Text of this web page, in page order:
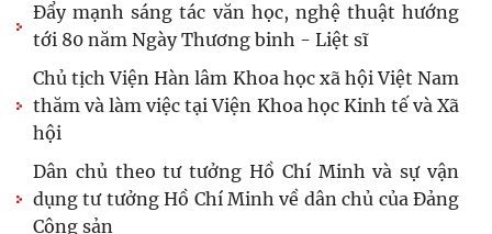
Đẩy mạnh sáng tác văn học, nghệ thuật hướng
tới 80 năm Ngày Thương binh - Liệt sĩ
Chủ tịch Viện Hàn lâm Khoa học xã hội Việt Nam
thăm và làm việc tại Viện Khoa học Kinh tế và Xã
hội
Dân chủ theo tư tưởng Hồ Chí Minh và sự vận
dụng tư tưởng Hồ Chí Minh về dân chủ của Đảng
Cộng sản